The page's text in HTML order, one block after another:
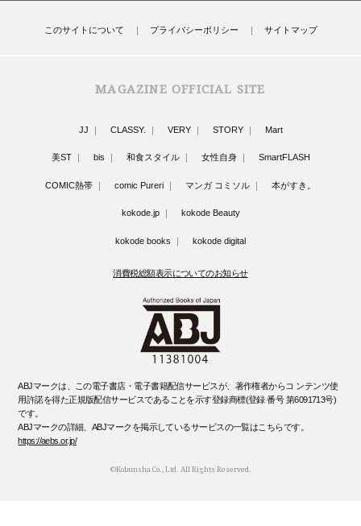
このサイトについて プライバシーポリシー サイトマップ
MAGAZINE OFFICIAL SITE
JJ CLASSY. VERY STORY Mart
美ST bis 和食スタイル 女性自身 SmartFLASH
COMIC熱帯 comic Pureri マンガ コミソル 本がすき。
kokode.jp kokode Beauty
kokode books kokode digital
消費税総額表示についてのお知らせ
ABJマークは、この電子書店・電子書籍配信サービスが、著作権者からコ ンテンツ使
用許諾を得た正規版配信サービスであることを示す登録商標(登録 番号 第6091713号)
です。
ABJマークの詳細、ABJマークを掲示しているサービスの一覧はこちらです。
https://aebs.or.jp/
©Kobunsha Co., Ltd. All Rights Reserved.